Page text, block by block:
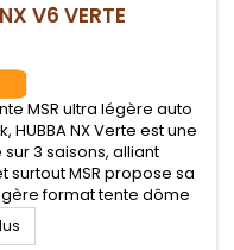
V6 VERTE
MSR ultra légère auto
NX Verte est une
3 saisons, alliant
MSR propose sa
format tente dôme
intérieure grâce